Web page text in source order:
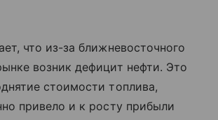
что из-за ближневосточного
возник дефицит нефти. Это
стоимости топлива,
привело и к росту прибыли